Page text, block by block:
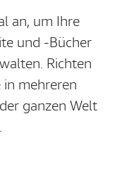
an, um Ihre
und -Bücher
Richten
mehreren
ganzen Welt